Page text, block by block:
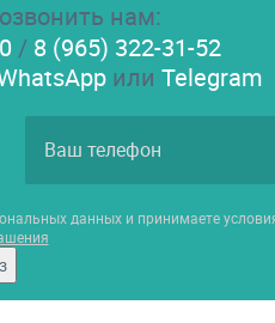
нам:
/ 8 (965) 322-31-52
или Telegram
данных и принимаете